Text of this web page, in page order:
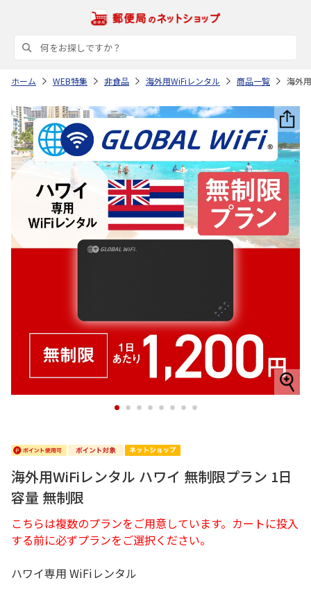
ホーム WEB特集 非食品 海外用WiFiレンタル 商品一覧 海外
1 2 3 4 5 6 7 8
海外用WiFiレンタル ハワイ 無制限プラン 1日
容量 無制限
こちらは複数のプランをご用意しています。カートに投入
する前に必ずプランをご選択ください。
ハワイ専用 WiFiレンタル